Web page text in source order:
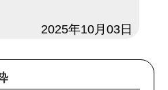
2025年10月03日